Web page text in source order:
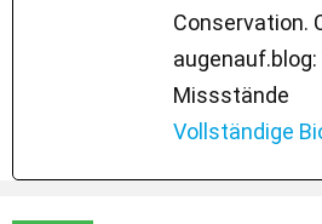
Conservation.
Missstände
Vollständige